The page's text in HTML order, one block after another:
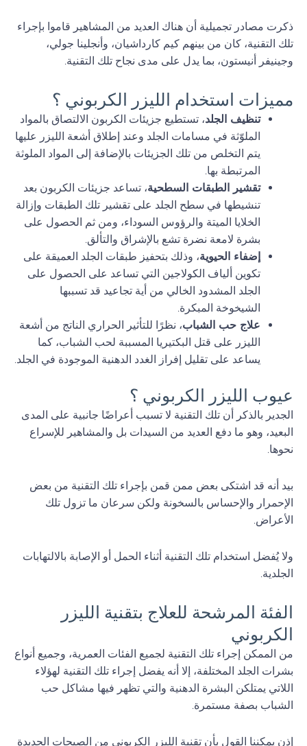
ذكرت مصادر تجميلية أن هناك العديد من المشاهير قاموا بإجراء
تلك التقنية، كان من بينهم كيم كارداشيان، وأنجلينا جولي،
وجينيفر أنيستون، بما يدل على مدى نجاح تلك التقنية.
مميزات استخدام الليزر الكربوني ؟
تنظيف الجلد، تستطيع جزيئات الكربون الالتصاق بالمواد
الملوّثة في مسامات الجلد وعند إطلاق أشعة الليزر عليها
يتم التخلص من تلك الجزيئات بالإضافة إلى المواد الملوثة
المرتبطة بها.
تقشير الطبقات السطحية، تساعد جزيئات الكربون بعد
تنشيطها في سطح الجلد على تقشير تلك الطبقات وإزالة
الخلايا الميتة والرؤوس السوداء، ومن ثم الحصول على
بشرة لامعة نضرة تشع بالإشراق والتألق.
إضفاء الحيوية، وذلك بتحفيز طبقات الجلد العميقة على
تكوين ألياف الكولاجين التي تساعد على الحصول على
الجلد المشدود الخالي من أية تجاعيد قد تسببها
الشيخوخة المبكرة.
علاج حب الشباب، نظرًا للتأثير الحراري الناتج من أشعة
الليزر على قتل البكتيريا المسببة لحب الشباب، كما
يساعد على تقليل إفراز الغدد الدهنية الموجودة في الجلد.
عيوب الليزر الكربوني ؟
الجدير بالذكر أن تلك التقنية لا تسبب أعراضًا جانبية على المدى
البعيد، وهو ما دفع العديد من السيدات بل والمشاهير للإسراع
نحوها.
بيد أنه قد اشتكى بعض ممن قمن بإجراء تلك التقنية من بعض
الإحمرار والإحساس بالسخونة ولكن سرعان ما تزول تلك
الأعراض.
ولا يُفضل استخدام تلك التقنية أثناء الحمل أو الإصابة بالالتهابات
الجلدية.
الفئة المرشحة للعلاج بتقنية الليزر
الكربوني
من الممكن إجراء تلك التقنية لجميع الفئات العمرية، وجميع أنواع
بشرات الجلد المختلفة، إلا أنه يفضل إجراء تلك التقنية لهؤلاء
اللاتي يمتلكن البشرة الدهنية والتي تظهر فيها مشاكل حب
الشباب بصفة مستمرة.
إذن يمكننا القول بأن تقنية الليزر الكربوني من الصيحات الجديدة